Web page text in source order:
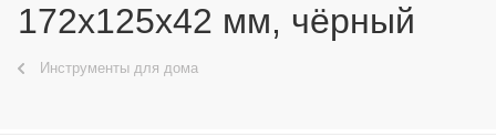
172х125х42 мм, чёрный
Инструменты для дома